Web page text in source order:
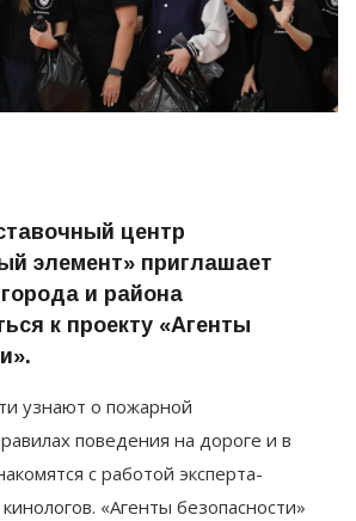
центр
элемент» приглашает
и района
к проекту «Агенты
узнают о пожарной
поведения на дороге и в
с работой эксперта-
«Агенты безопасности»